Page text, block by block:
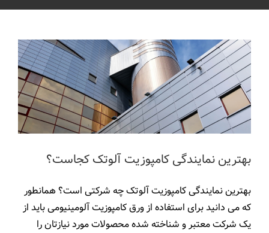
بهترین نمایندگی کامپوزیت آلوتک کجاست؟
بهترین نمایندگی کامپوزیت آلوتک چه شرکتی است؟ همانطور
که می دانید برای استفاده از ورق کامپوزیت آلومینیومی باید از
یک شرکت معتبر و شناخته شده محصولات مورد نیازتان را